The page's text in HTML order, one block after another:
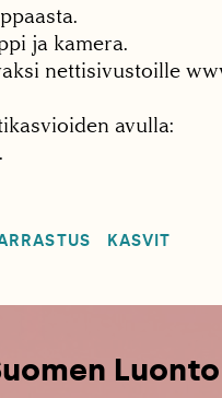
ja kamera.
nettisivustoille
avulla:
KASVIT
Luonto